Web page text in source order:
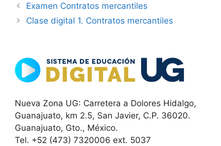
Examen Contratos mercantiles
Clase digital 1. Contratos mercantiles
Nueva Zona UG: Carretera a Dolores Hidalgo,
Guanajuato, km 2.5, San Javier, C.P. 36020.
Guanajuato, Gto., México.
Tel. +52 (473) 7320006 ext. 5037